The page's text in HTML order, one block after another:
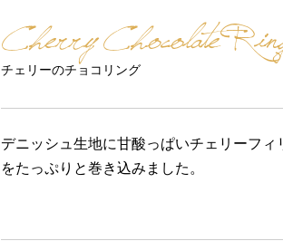
Cherry Chocolate
チェリーのチョコリング
デニッシュ生地に甘酸っぱいチェリーフィ
をたっぷりと巻き込みました。